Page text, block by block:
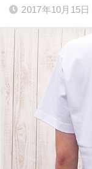
2017年10月15日